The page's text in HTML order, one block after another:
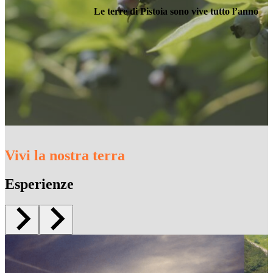
Le terre di Pistoia sono vive tutto l’anno
Vivi la nostra terra
Esperienze